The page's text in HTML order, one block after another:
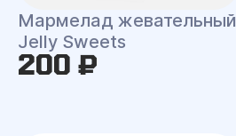
Мармелад жевательный
Jelly Sweets
200 ₽